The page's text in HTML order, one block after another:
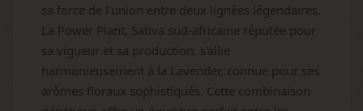
sa force de l'union entre deux lignées légendaires.
La Power Plant, Sativa sud-africaine réputée pour
sa vigueur et sa production, s'allie
harmonieusement à la Lavender, connue pour ses
arômes floraux sophistiqués. Cette combinaison